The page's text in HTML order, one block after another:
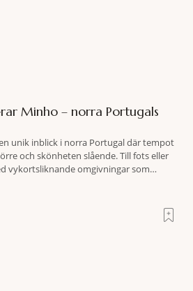
Minho – norra Portugals
unik inblick i norra Portugal där tempot
och skönheten slående. Till fots eller
vykortsliknande omgivningar som